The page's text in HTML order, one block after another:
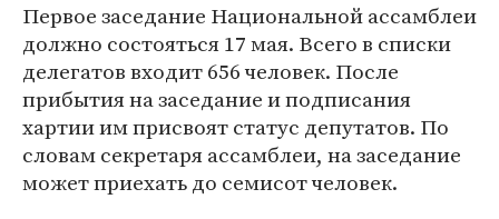
Первое заседание Национальной ассамблеи
должно состояться 17 мая. Всего в списки
делегатов входит 656 человек. После
прибытия на заседание и подписания
хартии им присвоят статус депутатов. По
словам секретаря ассамблеи, на заседание
может приехать до семисот человек.